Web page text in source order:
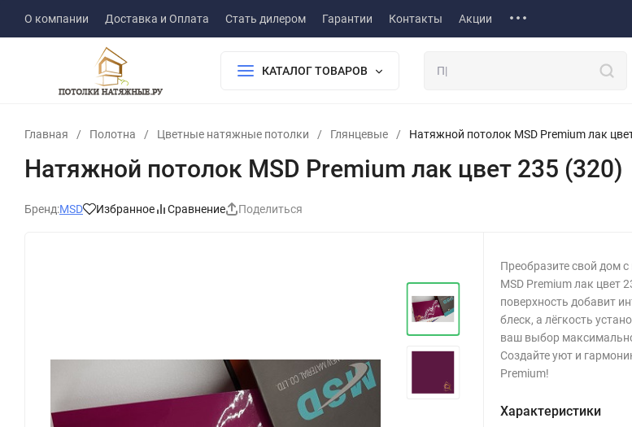
О компании Доставка и Оплата Стать дилером Гарантии Контакты Акции
КАТАЛОГ ТОВАРОВ
Главная / Полотна / Цветные натяжные потолки / Глянцевые / Натяжной потолок MSD Premium лак
Натяжной потолок MSD Premium лак цвет 235 (320)
Бренд:MSD Избранное Сравнение Поделиться
Преобразите свой дом
MSD Premium лак цвет
поверхность добавит
блеск, а лёгкость
ваш выбор
Создайте уют и
Premium!
Характеристики